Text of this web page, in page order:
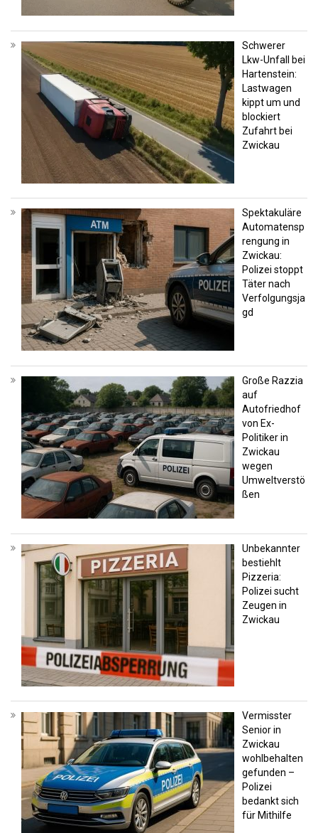
Schwerer
Lkw-Unfall bei
Hartenstein:
Lastwagen
kippt um und
blockiert
Zufahrt bei
Zwickau
Spektakuläre
Automatensp
rengung in
Zwickau:
Polizei stoppt
Täter nach
Verfolgungsja
gd
Große Razzia
auf
Autofriedhof
von Ex-
Politiker in
Zwickau
wegen
Umweltverstö
ßen
Unbekannter
bestiehlt
Pizzeria:
Polizei sucht
Zeugen in
Zwickau
Vermisster
Senior in
Zwickau
wohlbehalten
gefunden –
Polizei
bedankt sich
für Mithilfe